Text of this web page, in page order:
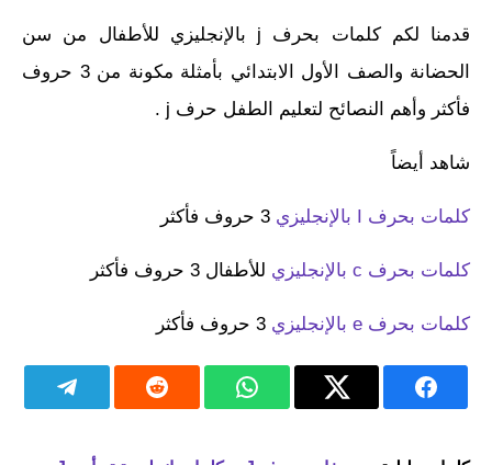
قدمنا لكم كلمات بحرف j بالإنجليزي للأطفال من سن
الحضانة والصف الأول الابتدائي بأمثلة مكونة من 3 حروف
فأكثر وأهم النصائح لتعليم الطفل حرف j .
شاهد أيضاً
كلمات بحرف I بالإنجليزي
كلمات بحرف c بالإنجليزي للأطفال 3 حروف فأكثر
كلمات بحرف e بالإنجليزي